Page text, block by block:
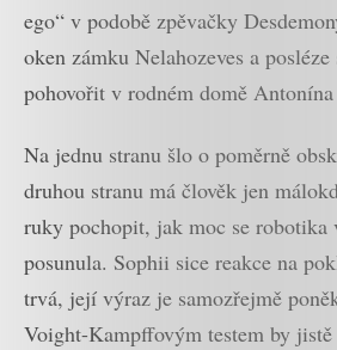
ego“ v podobě zpěvačky
oken zámku Nelahozeves a
pohovořit v rodném domě
Na jednu stranu šlo o poměrně
druhou stranu má člověk jen
ruky pochopit, jak moc se robotika
posunula. Sophii sice reakce na
trvá, její výraz je samozřejmě
Voight-Kampffovým testem by